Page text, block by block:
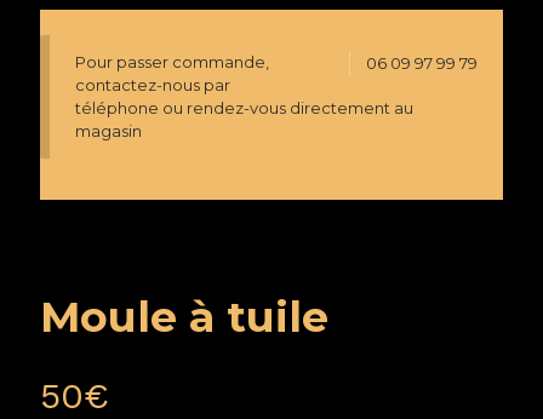
06 09 97 99 79
Pour passer commande,
contactez-nous par
téléphone ou rendez-vous directement au
magasin
Moule à tuile
50€